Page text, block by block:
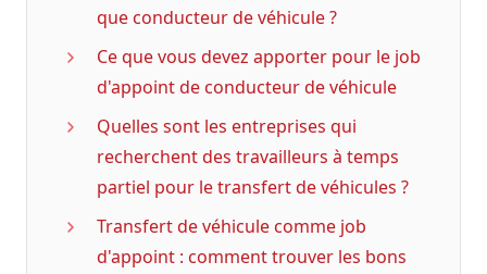
que conducteur de véhicule ?
Ce que vous devez apporter pour le job
d'appoint de conducteur de véhicule
Quelles sont les entreprises qui
recherchent des travailleurs à temps
partiel pour le transfert de véhicules ?
Transfert de véhicule comme job
d'appoint : comment trouver les bons